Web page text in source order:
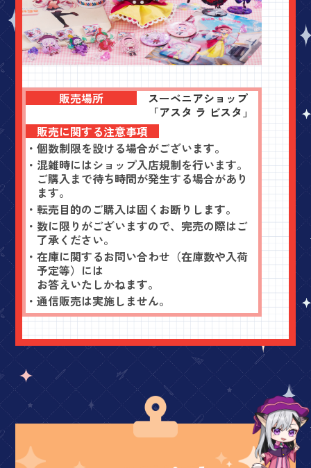
販売場所
スーベニアショップ
「アスタ ラ ビスタ」
販売に関する注意事項
・個数制限を設ける場合がございます。
・混雑時にはショップ入店規制を行います。
ご購入まで待ち時間が発生する場合があり
ます。
・転売目的のご購入は固くお断りします。
・数に限りがございますので、完売の際はご
了承ください。
・在庫に関するお問い合わせ（在庫数や入荷
予定等）には
お答えいたしかねます。
・通信販売は実施しません。